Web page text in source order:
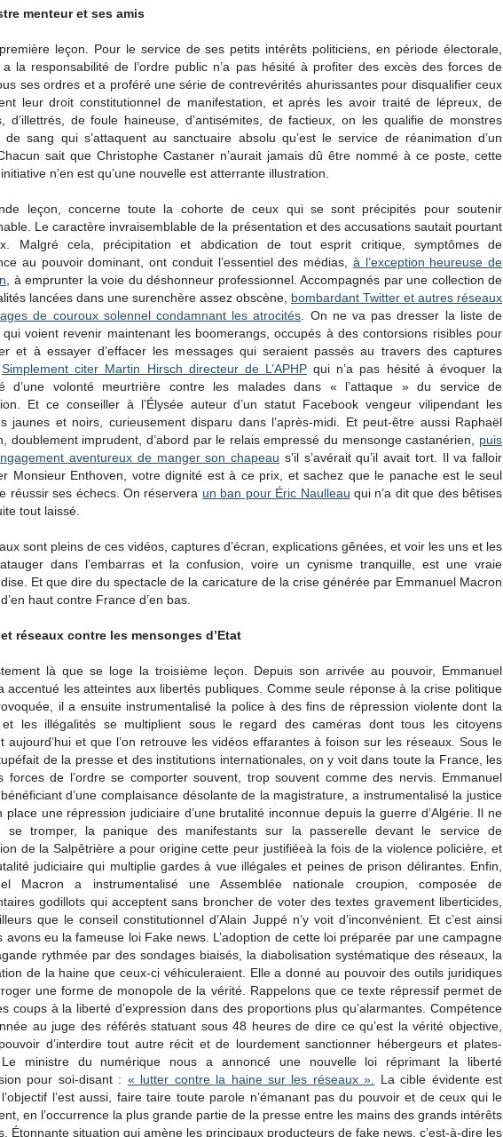
menteur et ses amis
leçon. Pour le service de ses petits intérêts politiciens, en période électorale,
la responsabilité de l’ordre public n’a pas hésité à profiter des excès des forces de
ses ordres et a proféré une série de contrevérités ahurissantes pour disqualifier ceux
leur droit constitutionnel de manifestation, et après les avoir traité de lépreux, de
d’illettrés, de foule haineuse, d’antisémites, de factieux, on les qualifie de monstres
de sang qui s’attaquent au sanctuaire absolu qu’est le service de réanimation d’un
sait que Christophe Castaner n’aurait jamais dû être nommé à ce poste, cette
n’en est qu’une nouvelle est atterrante illustration.
leçon, concerne toute la cohorte de ceux qui se sont précipités pour soutenir
Le caractère invraisemblable de la présentation et des accusations sautait pourtant
Malgré cela, précipitation et abdication de tout esprit critique, symptômes de
au pouvoir dominant, ont conduit l’essentiel des médias, à l’exception heureuse de
, à emprunter la voie du déshonneur professionnel. Accompagnés par une collection de
lancées dans une surenchère assez obscène, bombardant Twitter et autres réseaux
de couroux solennel condamnant les atrocités . On ne va pas dresser la liste de
voient revenir maintenant les boomerangs, occupés à des contorsions risibles pour
et à essayer d’effacer les messages qui seraient passés au travers des captures
Simplement citer Martin Hirsch directeur de L’APHP qui n’a pas hésité à évoquer la
d’une volonté meurtrière contre les malades dans « l’attaque » du service de
Et ce conseiller à l’Élysée auteur d’un statut Facebook vengeur vilipendant les
jaunes et noirs, curieusement disparu dans l’après-midi. Et peut-être aussi Raphaël
doublement imprudent, d’abord par le relais empressé du mensonge castanérien, puis
aventureux de manger son chapeau s’il s’avérait qu’il avait tort. Il va falloir
Monsieur Enthoven, votre dignité est à ce prix, et sachez que le panache est le seul
réussir ses échecs. On réservera un ban pour Éric Naulleau qui n’a dit que des bêtises
tout laissé.
sont pleins de ces vidéos, captures d’écran, explications gênées, et voir les uns et les
dans l’embarras et la confusion, voire un cynisme tranquille, est une vraie
Et que dire du spectacle de la caricature de la crise générée par Emmanuel Macron
haut contre France d’en bas.
réseaux contre les mensonges d’Etat
là que se loge la troisième leçon. Depuis son arrivée au pouvoir, Emmanuel
accentué les atteintes aux libertés publiques. Comme seule réponse à la crise politique
il a ensuite instrumentalisé la police à des fins de répression violente dont la
et les illégalités se multiplient sous le regard des caméras dont tous les citoyens
aujourd’hui et que l’on retrouve les vidéos effarantes à foison sur les réseaux. Sous le
de la presse et des institutions internationales, on y voit dans toute la France, les
forces de l’ordre se comporter souvent, trop souvent comme des nervis. Emmanuel
d’une complaisance désolante de la magistrature, a instrumentalisé la justice
place une répression judiciaire d’une brutalité inconnue depuis la guerre d’Algérie. Il ne
se tromper, la panique des manifestants sur la passerelle devant le service de
de la Salpêtrière a pour origine cette peur justifiéeà la fois de la violence policière, et
judiciaire qui multiplie gardes à vue illégales et peines de prison délirantes. Enfin,
Macron a instrumentalisé une Assemblée nationale croupion, composée de
godillots qui acceptent sans broncher de voter des textes gravement liberticides,
que le conseil constitutionnel d’Alain Juppé n’y voit d’inconvénient. Et c’est ainsi
avons eu la fameuse loi Fake news. L’adoption de cette loi préparée par une campagne
rythmée par des sondages biaisés, la diabolisation systématique des réseaux, la
de la haine que ceux-ci véhiculeraient. Elle a donné au pouvoir des outils juridiques
une forme de monopole de la vérité. Rappelons que ce texte répressif permet de
coups à la liberté d’expression dans des proportions plus qu’alarmantes. Compétence
au juge des référés statuant sous 48 heures de dire ce qu’est la vérité objective,
d’interdire tout autre récit et de lourdement sanctionner hébergeurs et plates-
ministre du numérique nous a annoncé une nouvelle loi réprimant la liberté
pour soi-disant : « lutter contre la haine sur les réseaux ».
La cible évidente est
l’est aussi, faire taire toute parole n’émanant pas du pouvoir et de ceux qui le
en l’occurrence la plus grande partie de la presse entre les mains des grands intérêts
Étonnante situation qui amène les principaux producteurs de fake news, c’est-à-dire les